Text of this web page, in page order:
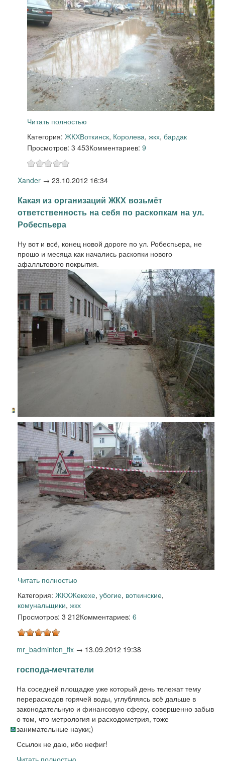
Читать полностью
Категория: ЖКХВоткинск, Королева, жкх, бардак
Просмотров: 3 453Комментариев: 9
Xander → 23.10.2012 16:34
Какая из организаций ЖКХ возьмёт
ответственность на себя по раскопкам на ул.
Робеспьера
Ну вот и всё, конец новой дороге по ул. Робеспьера, не
прошо и месяца как начались раскопки нового
афалльтового покрытия.
Читать полностью
Категория: ЖКХЖекехе, убогие, воткинские,
комунальщики, жкх
Просмотров: 3 212Комментариев: 6
mr_badminton_fix → 13.09.2012 19:38
господа-мечтатели
На соседней площадке уже который день тележат тему
перерасходов горячей воды, углубляясь всё дальше в
законодательную и финансовую сферу, совершенно забыв
о том, что метрология и расходометрия, тоже
занимательные науки;)
Ссылок не даю, ибо нефиг!